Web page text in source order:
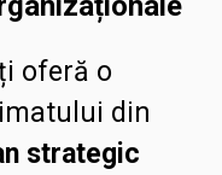
oferă o
din
strategic